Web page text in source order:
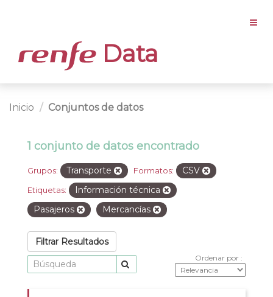
Data
Inicio Conjuntos de datos
1 conjunto de datos encontrado
Grupos: Transporte Formatos: CSV
Etiquetas:
Información técnica
Pasajeros
Mercancías
Filtrar Resultados
Ordenar por